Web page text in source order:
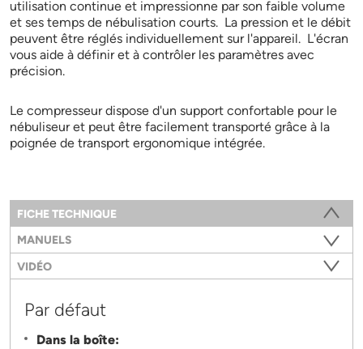
utilisation continue et impressionne par son faible volume
et ses temps de nébulisation courts. La pression et le débit
peuvent être réglés individuellement sur l'appareil. L'écran
vous aide à définir et à contrôler les paramètres avec
précision.
Le compresseur dispose d'un support confortable pour le
nébuliseur et peut être facilement transporté grâce à la
poignée de transport ergonomique intégrée.
Information
FICHE TECHNIQUE
MANUELS
VIDÉO
Par défaut
Dans la boîte: